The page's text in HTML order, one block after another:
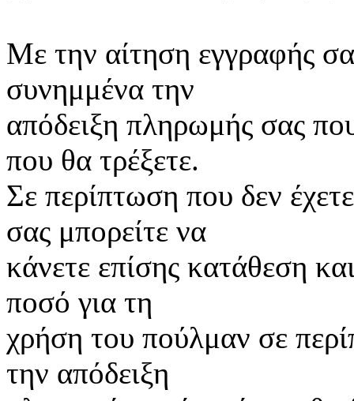
Με την αίτηση εγγραφής
συνημμένα την
απόδειξη πληρωμής σας
που θα τρέξετε.
Σε περίπτωση που δεν
σας μπορείτε να
κάνετε επίσης κατάθεση
ποσό για τη
χρήση του πούλμαν σε
την απόδειξη